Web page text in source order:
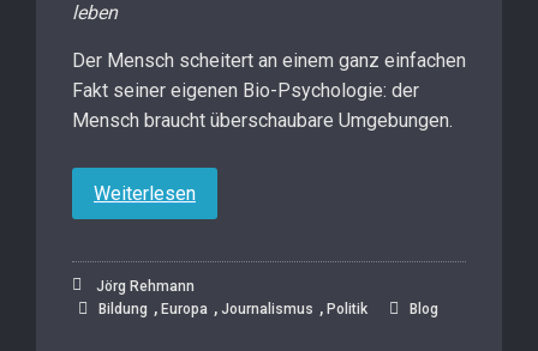
leben
Der Mensch scheitert an einem ganz einfachen
Fakt seiner eigenen Bio-Psychologie: der
Mensch braucht überschaubare Umgebungen.
Weiterlesen
Jörg Rehmann
Bildung , Europa , Journalismus , Politik Blog